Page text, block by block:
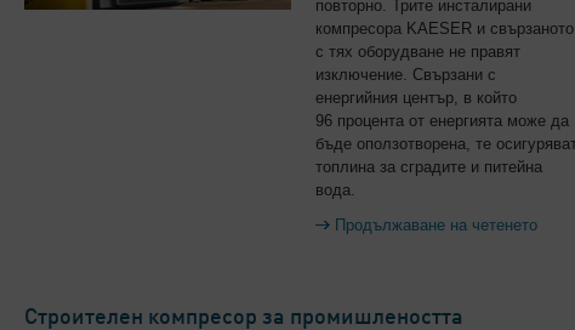
повторно. Трите инсталирани
компресора KAESER и свързаното
с тях оборудване не правят
изключение. Свързани с
енергийния център, в който
96 процента от енергията може да
бъде оползотворена, те
топлина за сградите и питейна
вода.
Продължаване на четенето
Строителен компресор за промишлеността